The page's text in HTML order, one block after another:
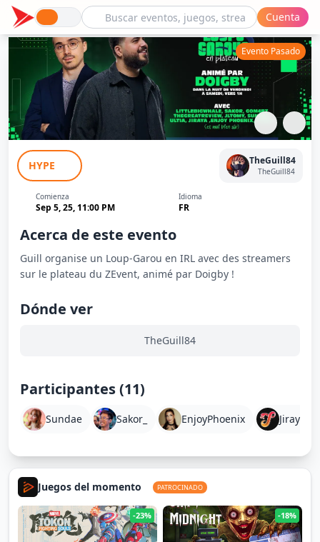
Cuenta
Loups-Garous en Plateau - Spécial
Evento Pasado
HYPE TheGuill84
TheGuill84
Comienza
Sep 5, 25, 11:00 PM
Idioma
FR
Acerca de este evento
Guill organise un Loup-Garou en IRL avec des streamers
sur le plateau du ZEvent, animé par Doigby !
Dónde ver
TheGuill84
Participantes (11)
Sundae Sakor_ EnjoyPhoenix
Juegos del momento PATROCINADO
-23% -18%